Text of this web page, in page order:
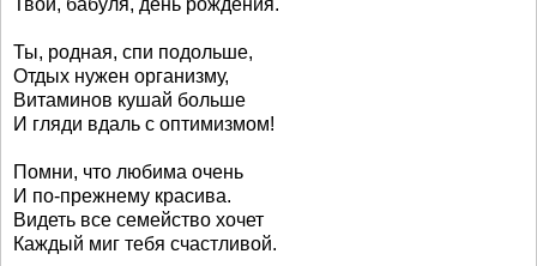
Твой, бабуля, день рождения.
Ты, родная, спи подольше,
Отдых нужен организму,
Витаминов кушай больше
И гляди вдаль с оптимизмом!
Помни, что любима очень
И по-прежнему красива.
Видеть все семейство хочет
Каждый миг тебя счастливой.